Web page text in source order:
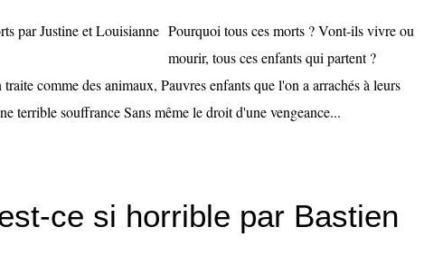
Pourquoi tous ces morts ? Vont-ils vivre ou
mourir, tous ces enfants qui partent ?
comme des animaux, Pauvres enfants que l'on a arrachés à leurs
terrible souffrance Sans même le droit d'une vengeance...
ce si horrible par Bastien